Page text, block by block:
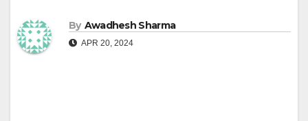
By Awadhesh Sharma
APR 20, 2024